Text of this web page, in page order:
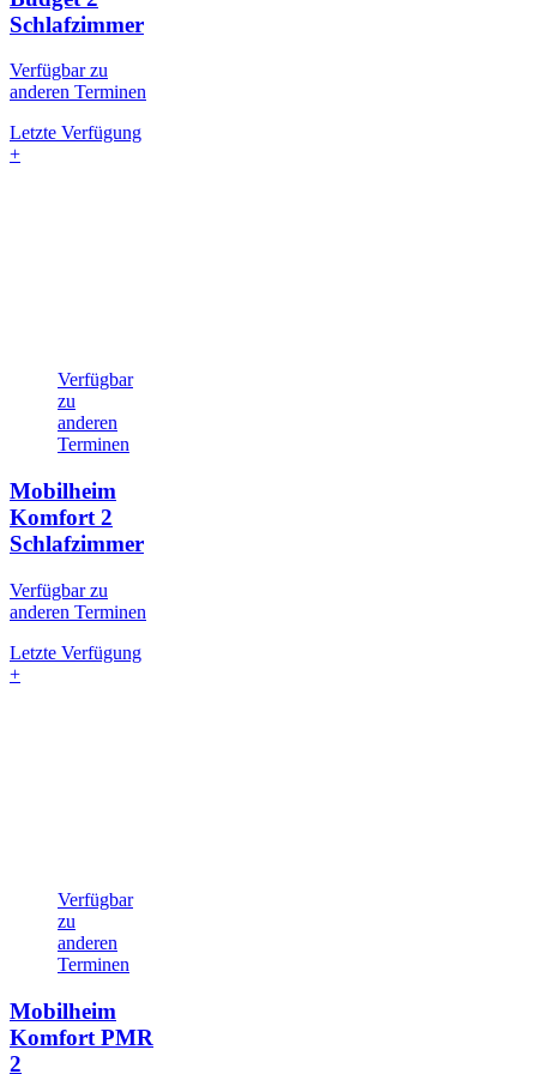
Schlafzimmer
Verfügbar zu
anderen Terminen
Letzte Verfügung
+
Verfügbar
zu
anderen
Terminen
Mobilheim
Komfort 2
Schlafzimmer
Verfügbar zu
anderen Terminen
Letzte Verfügung
+
Verfügbar
zu
anderen
Terminen
Mobilheim
Komfort PMR
2